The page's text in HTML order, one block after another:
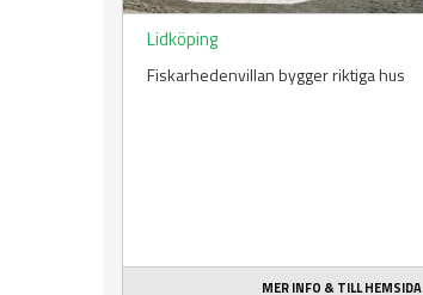
Lidköping
Fiskarhedenvillan bygger riktiga hus
MER INFO & TILL HEMSIDA